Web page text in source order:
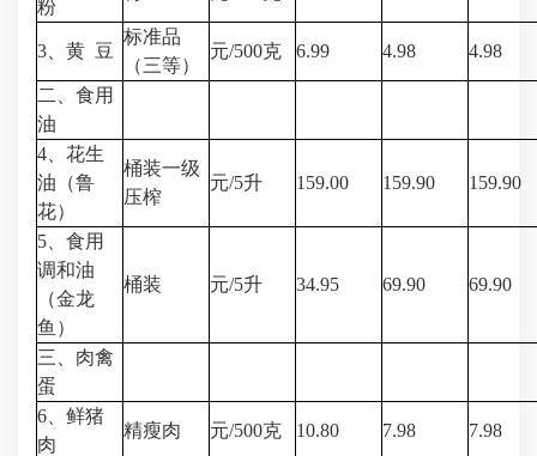
粉
3、黄 豆
标准品
（三等）
元/500克 6.99 4.98 4.98
二、食用
油
4、花生
油（鲁
花）
桶装一级
压榨
元/5升 159.00 159.90 159.90
5、食用
调和油
（金龙
鱼）
桶装 元/5升 34.95 69.90 69.90
三、肉禽
蛋
6、鲜猪
肉
精瘦肉 元/500克 10.80 7.98 7.98